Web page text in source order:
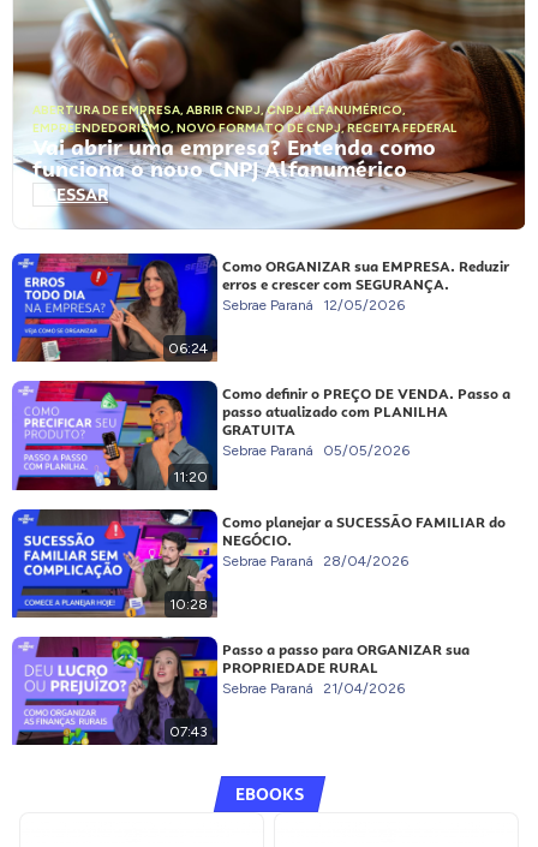
ABERTURA DE EMPRESA, ABRIR CNPJ,CNPJ ALFANUMÉRICO,
EMPREENDEDORISMO, NOVO FORMATO DE CNPJ,RECEITA FEDERAL
Vai abrir uma empresa? Entenda como
funciona o novo CNPJ Alfanumérico
ACESSAR
06:24
Como ORGANIZAR sua EMPRESA. Reduzir
erros e crescer com SEGURANÇA.
Sebrae Paraná 12/05/2026
11:20
Como definir o PREÇO DE VENDA. Passo a
passo atualizado com PLANILHA
GRATUITA
Sebrae Paraná 05/05/2026
10:28
Como planejar a SUCESSÃO FAMILIAR do
NEGÓCIO.
Sebrae Paraná 28/04/2026
07:43
Passo a passo para ORGANIZAR sua
PROPRIEDADE RURAL
Sebrae Paraná 21/04/2026
EBOOKS